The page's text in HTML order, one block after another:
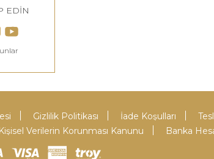
EDİN
Gizlilik Politikası İade Koşulları
Kişisel Verilerin Korunması Kanunu Banka